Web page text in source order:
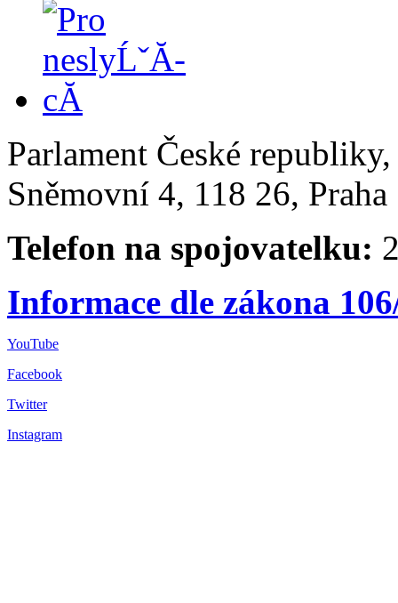
Parlament České
Sněmovní 4, 118 26,
Telefon na spojovatelku:
Informace dle zákona
YouTube
Facebook
Twitter
Instagram